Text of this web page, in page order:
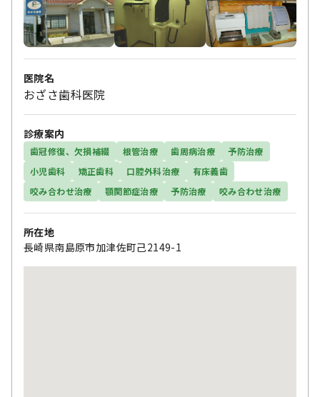
医院名
おざさ歯科医院
診療案内
歯冠修復、欠損補綴 根管治療 歯周病治療
予防治療
小児歯科
矯正歯科 口腔外科治療
有床義歯
咬み合わせ治療
顎関節症治療 予防治療 咬み合わせ治療
所在地
長崎県南島原市加津佐町己2149-1